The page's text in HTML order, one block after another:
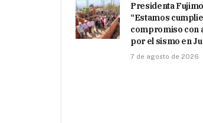
Presidenta
“Estamos
compromiso con
por el sismo en
7 de agosto de 2026